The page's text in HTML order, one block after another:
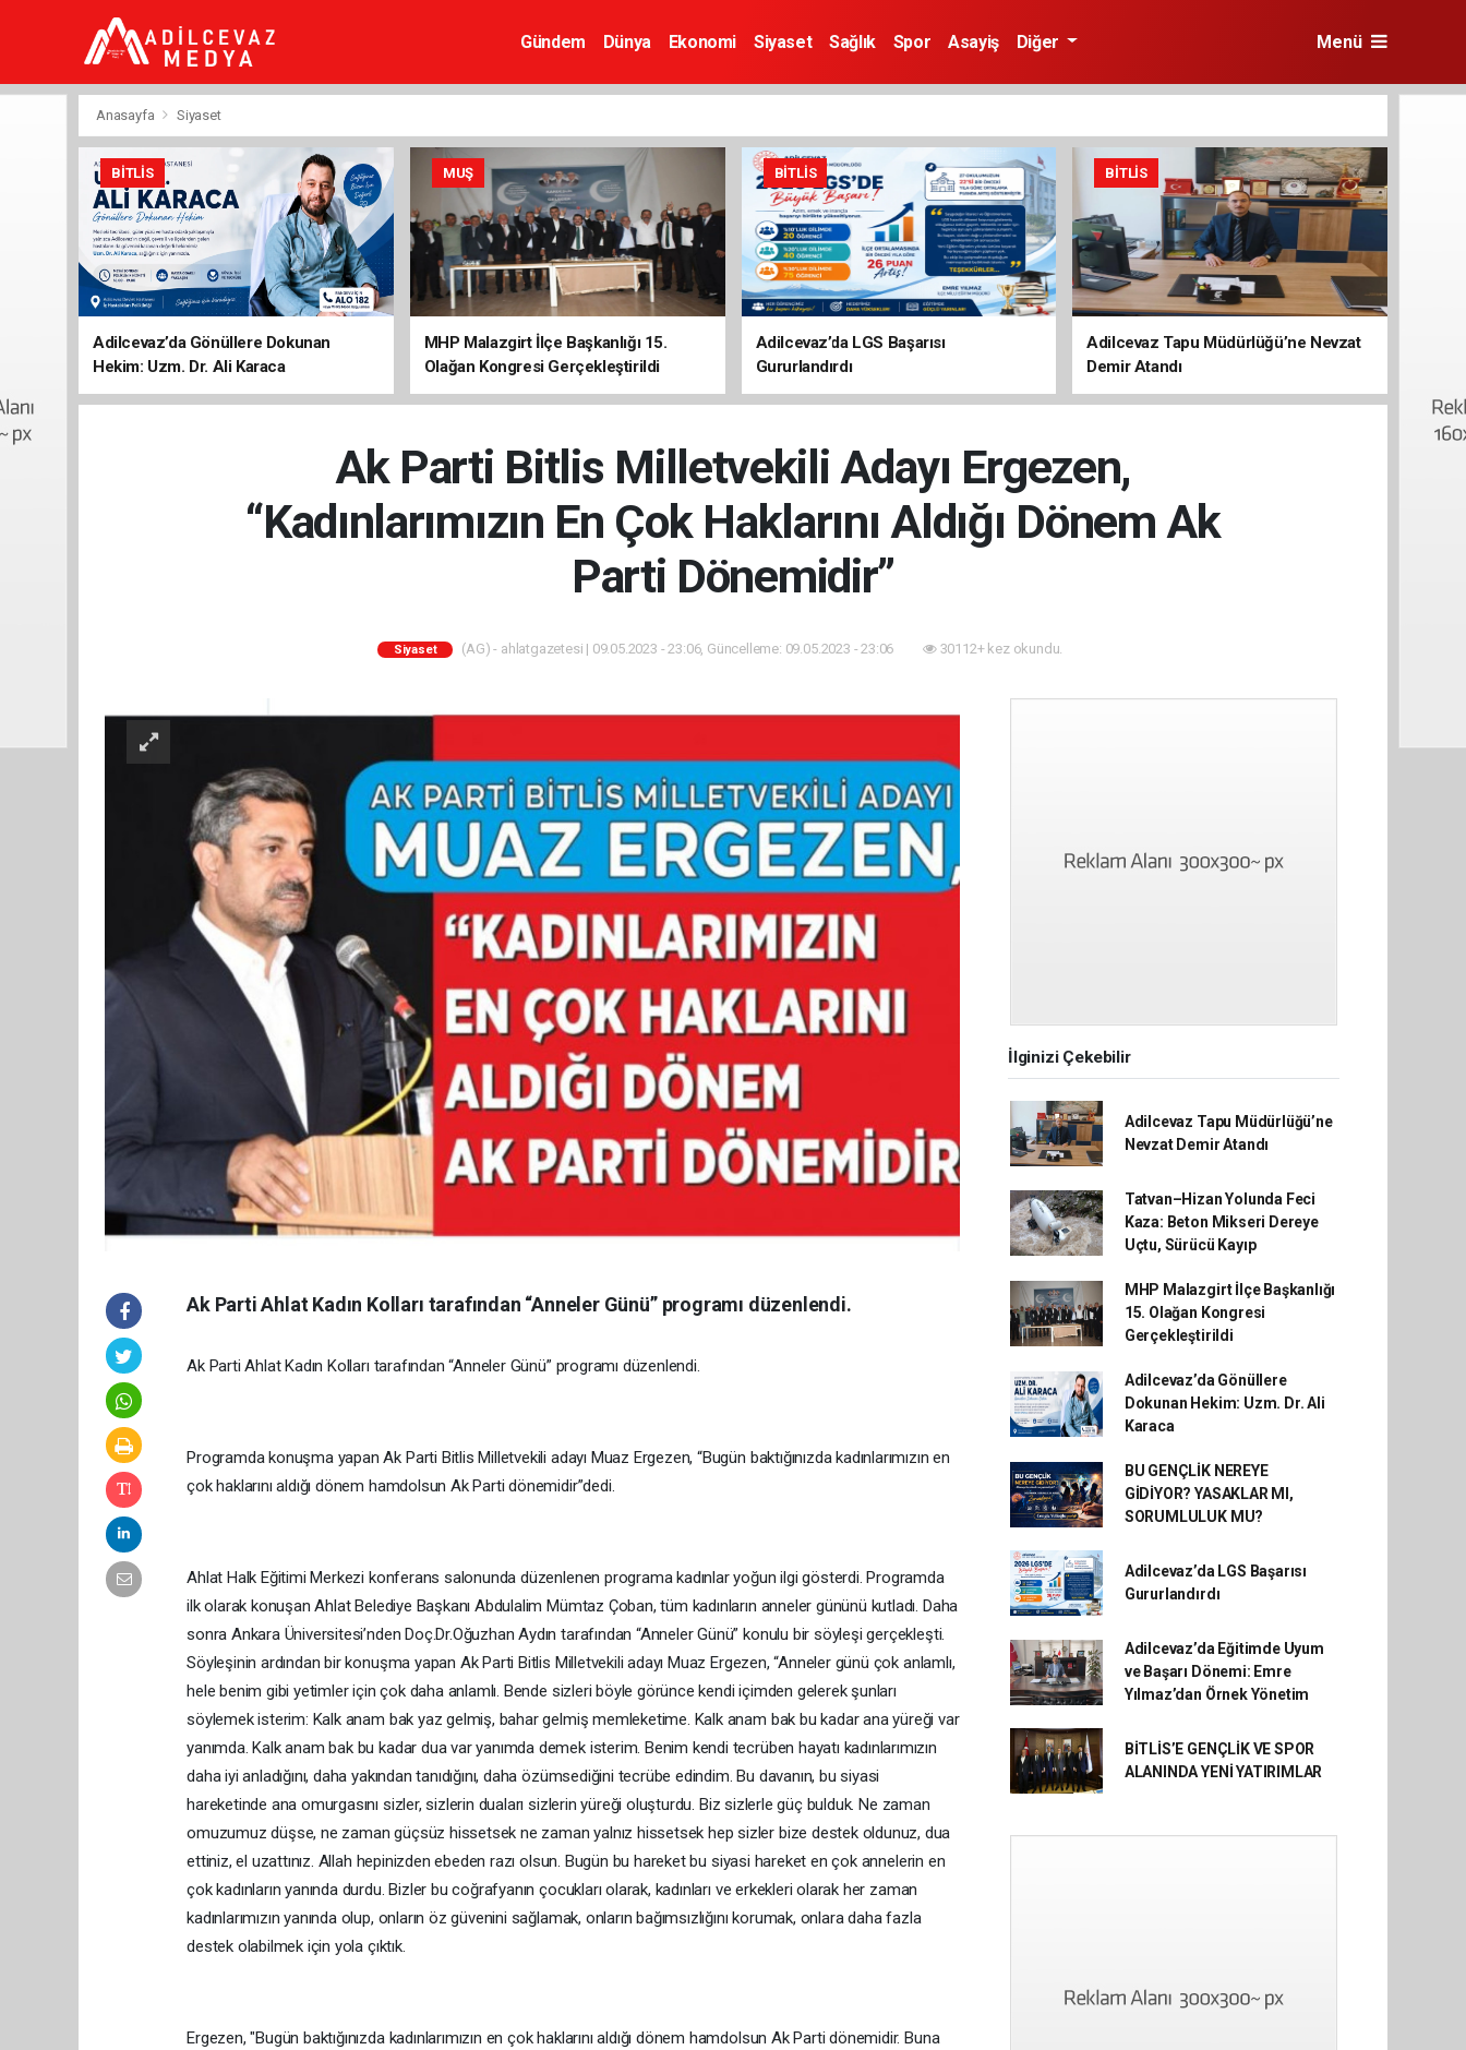
Gündem Dünya Ekonomi Siyaset Sağlık Spor Asayiş Diğer Menü
Anasayfa Siyaset
BITLIS
Adilcevaz’da Gönüllere Dokunan
Hekim: Uzm. Dr. Ali Karaca
MUŞ
MHP Malazgirt İlçe Başkanlığı 15.
Olağan Kongresi Gerçekleştirildi
BITLIS
Adilcevaz’da LGS Başarısı
Gururlandırdı
BITLIS
Adilcevaz Tapu Müdürlüğü’ne Nevzat
Demir Atandı
Ak Parti Bitlis Milletvekili Adayı Ergezen,
“Kadınlarımızın En Çok Haklarını Aldığı Dönem Ak
Parti Dönemidir”
Siyaset (AG) - ahlatgazetesi | 09.05.2023 - 23:06, Güncelleme: 09.05.2023 - 23:06 30112+ kez okundu.
Ak Parti Ahlat Kadın Kolları tarafından “Anneler Günü” programı düzenlendi.
Ak Parti Ahlat Kadın Kolları tarafından “Anneler Günü” programı düzenlendi.
Programda konuşma yapan Ak Parti Bitlis Milletvekili adayı Muaz Ergezen, “Bugün baktığınızda kadınlarımızın en
çok haklarını aldığı dönem hamdolsun Ak Parti dönemidir”dedi.
Ahlat Halk Eğitimi Merkezi konferans salonunda düzenlenen programa kadınlar yoğun ilgi gösterdi. Programda
ilk olarak konuşan Ahlat Belediye Başkanı Abdulalim Mümtaz Çoban, tüm kadınların anneler gününü kutladı. Daha
sonra Ankara Üniversitesi’nden Doç.Dr.Oğuzhan Aydın tarafından “Anneler Günü” konulu bir söyleşi gerçekleşti.
Söyleşinin ardından bir konuşma yapan Ak Parti Bitlis Milletvekili adayı Muaz Ergezen, “Anneler günü çok anlamlı,
hele benim gibi yetimler için çok daha anlamlı. Bende sizleri böyle görünce kendi içimden gelerek şunları
söylemek isterim: Kalk anam bak yaz gelmiş, bahar gelmiş memleketime. Kalk anam bak bu kadar ana yüreği var
yanımda. Kalk anam bak bu kadar dua var yanımda demek isterim. Benim kendi tecrüben hayatı kadınlarımızın
daha iyi anladığını, daha yakından tanıdığını, daha özümsediğini tecrübe edindim. Bu davanın, bu siyasi
hareketinde ana omurgasını sizler, sizlerin duaları sizlerin yüreği oluşturdu. Biz sizlerle güç bulduk. Ne zaman
omuzumuz düşse, ne zaman güçsüz hissetsek ne zaman yalnız hissetsek hep sizler bize destek oldunuz, dua
ettiniz, el uzattınız. Allah hepinizden ebeden razı olsun. Bugün bu hareket bu siyasi hareket en çok annelerin en
çok kadınların yanında durdu. Bizler bu coğrafyanın çocukları olarak, kadınları ve erkekleri olarak her zaman
kadınlarımızın yanında olup, onların öz güvenini sağlamak, onların bağımsızlığını korumak, onlara daha fazla
destek olabilmek için yola çıktık.
Ergezen, "Bugün baktığınızda kadınlarımızın en çok haklarını aldığı dönem hamdolsun Ak Parti dönemidir. Buna
İlginizi Çekebilir
Adilcevaz Tapu Müdürlüğü’ne
Nevzat Demir Atandı
Tatvan–Hizan Yolunda Feci
Kaza: Beton Mikseri Dereye
Uçtu, Sürücü Kayıp
MHP Malazgirt İlçe Başkanlığı
15. Olağan Kongresi
Gerçekleştirildi
Adilcevaz’da Gönüllere
Dokunan Hekim: Uzm. Dr. Ali
Karaca
BU GENÇLİK NEREYE
GİDİYOR? YASAKLAR MI,
SORUMLULUK MU?
Adilcevaz’da LGS Başarısı
Gururlandırdı
Adilcevaz’da Eğitimde Uyum
ve Başarı Dönemi: Emre
Yılmaz’dan Örnek Yönetim
BİTLİS’E GENÇLİK VE SPOR
ALANINDA YENİ YATIRIMLAR